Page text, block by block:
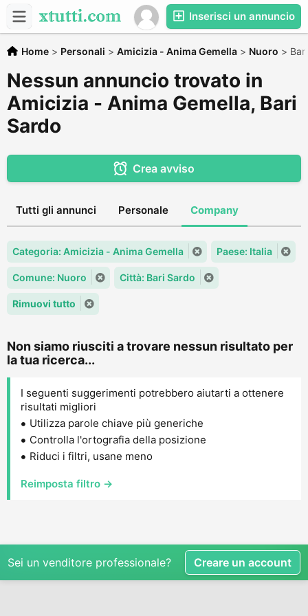
Inserisci un annuncio
Home > Personali > Amicizia - Anima Gemella > Nuoro >
Nessun annuncio trovato in
Amicizia - Anima Gemella, Bari
Sardo
Crea avviso
Tutti gli annunci Personale Company
Categoria: Amicizia - Anima Gemella Paese: Italia
Comune: Nuoro Città: Bari Sardo
Rimuovi tutto
Non siamo riusciti a trovare nessun risultato per
la tua ricerca...
I seguenti suggerimenti potrebbero aiutarti a ottenere
risultati migliori
Utilizza parole chiave più generiche
Controlla l'ortografia della posizione
Riduci i filtri, usane meno
Reimposta filtro →
Sei un venditore professionale? Creare un account